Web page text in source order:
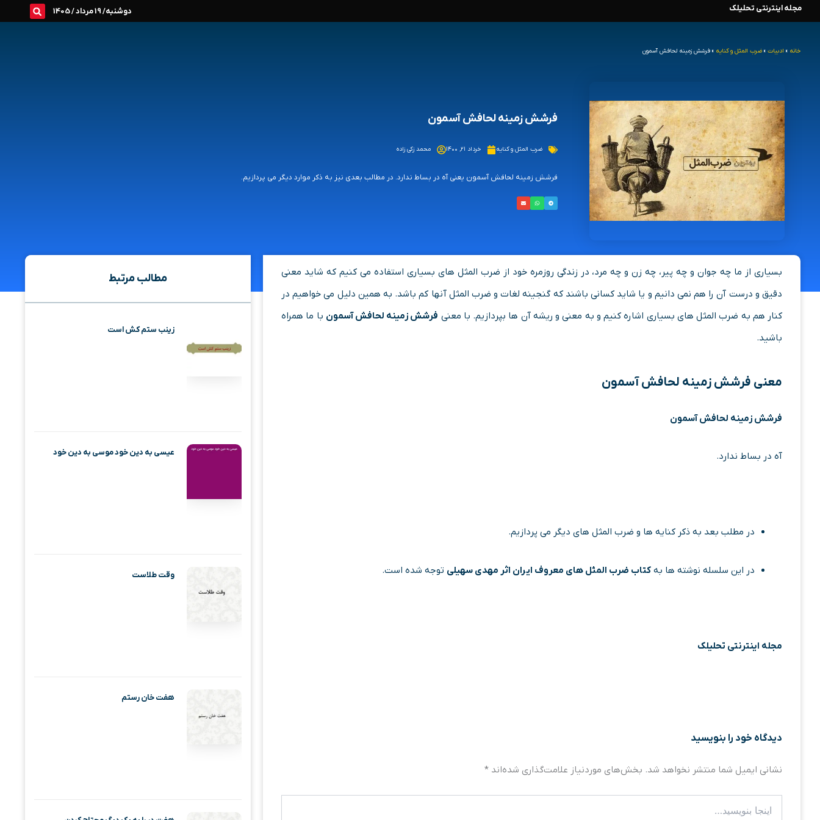
محتوا
مجله اینترنتی تحلیلک دوشنبه/ 19 مرداد / 1405
خانه » ادبیات » ضرب المثل و کنایه » فرشش زمینه لحافش آسمون
فرشش زمینه لحافش آسمون
ضرب المثل و کنایه خرداد ۲۱, ۱۴۰۰ محمد زکی زاده
فرشش زمینه لحافش آسمون یعنی آه در بساط ندارد. در مطالب بعدی نیز به ذکر موارد دیگر می پردازیم.
بسیاری از ما چه جوان و چه پیر، چه زن و چه مرد، در زندگی روزمره خود از ضرب المثل های بسیاری استفاده می کنیم که شاید معنی
دقیق و درست آن را هم نمی دانیم و یا شاید کسانی باشند که گنجینه لغات و ضرب المثل آنها کم باشد. به همین دلیل می خواهیم در
کنار هم به ضرب المثل های بسیاری اشاره کنیم و به معنی و ریشه آن ها بپردازیم. با معنی فرشش زمینه لحافش آسمون با ما همراه
باشید.
معنی فرشش زمینه لحافش آسمون
فرشش زمینه لحافش آسمون
آه در بساط ندارد.
در مطلب بعد به ذکر کنایه ها و ضرب المثل های دیگر می پردازیم.
در این سلسله نوشته ها به کتاب ضرب المثل های معروف ایران اثر مهدی سهیلی توجه شده است.
مجله اینترنتی تحلیلک
دیدگاه‌ خود را بنویسید
نشانی ایمیل شما منتشر نخواهد شد. بخش‌های موردنیاز علامت‌گذاری شده‌اند *
بنویسید…
مطالب مرتبط
زینب ستم کش است
عیسی به دین خود موسی به دین خود
وقت طلاست
هفت خان رستم